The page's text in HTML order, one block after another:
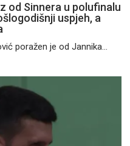
od Sinnera u polufinalu
uspjeh, a
poražen je od Jannika...